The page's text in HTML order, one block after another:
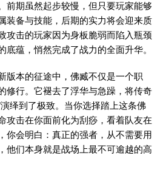
前期虽然起步较慢，但只要玩家能够
装备与技能，后期的实力将会迎来质
攻击的玩家因为身板脆弱而陷入瓶颈
底蕴，悄然完成了战力的全面升华。
版本的征途中，佛臧不仅是一个职
修行。它褪去了浮华与急躁，将传奇
演绎到了极致。当你选择踏上这条佛
攻击在你面前化为刮痧，看着队友在
你会明白：真正的强者，从不需要用
他们本身就是战场上最不可逾越的高